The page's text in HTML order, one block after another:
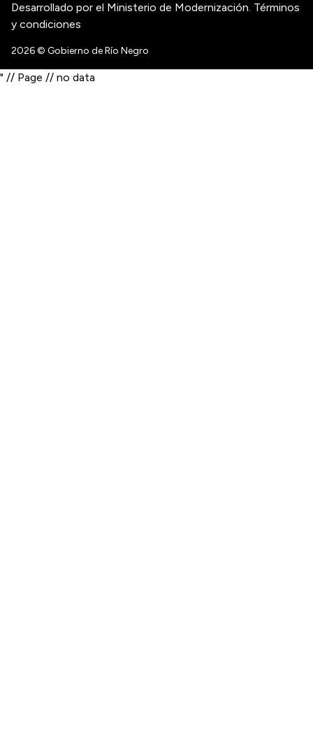
Desarrollado por el Ministerio de Modernización. Términos
y condiciones
2026© Gobierno de Río Negro
" // Page // no data